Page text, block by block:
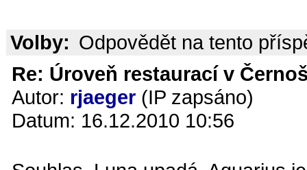
Volby: Odpovědět na tento
Re: Úroveň restaurací v
Autor: rjaeger (IP zapsáno)
Datum: 16.12.2010 10:56